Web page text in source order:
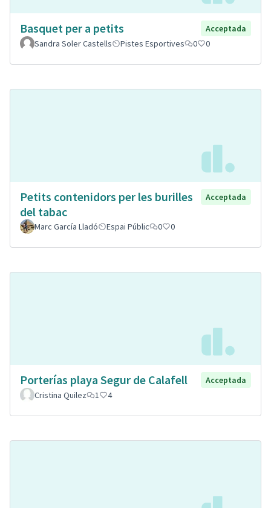
Basquet per a petits
Acceptada
Sandra Soler Castells
Pistes Esportives 0 0
Petits contenidors per les burilles
del tabac
Acceptada
Marc García Lladó Espai Públic 0 0
Porterías playa Segur de Calafell
Acceptada
Cristina Quilez
1 4